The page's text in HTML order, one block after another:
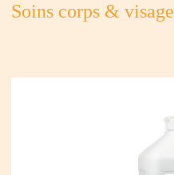
Soins corps & visage